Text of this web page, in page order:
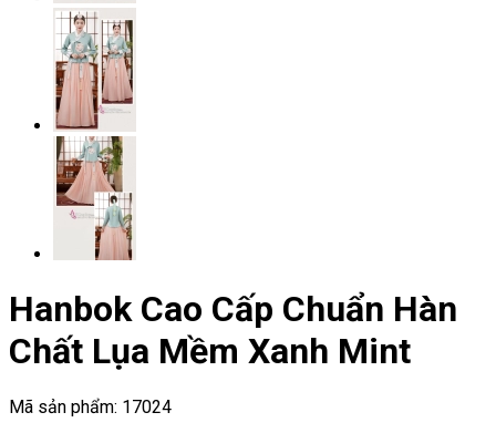
Hanbok Cao Cấp Chuẩn Hàn
Chất Lụa Mềm Xanh Mint
Mã sản phẩm: 17024